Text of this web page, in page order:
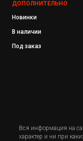
ДОПОЛНИТЕЛЬНО
Новинки
В наличии
Под заказ
Вся информация на
характер и ни при